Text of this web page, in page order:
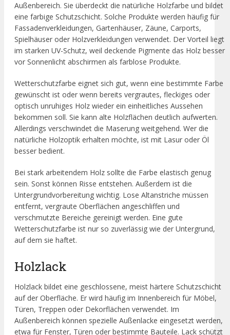
Außenbereich. Sie überdeckt die natürliche Holzfarbe und bildet
eine farbige Schutzschicht. Solche Produkte werden häufig für
Fassadenverkleidungen, Gartenhäuser, Zäune, Carports,
Spielhäuser oder Holzverkleidungen verwendet. Der Vorteil liegt
im starken UV-Schutz, weil deckende Pigmente das Holz besser
vor Sonnenlicht abschirmen als farblose Produkte.
Wetterschutzfarbe eignet sich gut, wenn eine bestimmte Farbe
gewünscht ist oder wenn bereits vergrautes, fleckiges oder
optisch unruhiges Holz wieder ein einheitliches Aussehen
bekommen soll. Sie kann alte Holzflächen deutlich aufwerten.
Allerdings verschwindet die Maserung weitgehend. Wer die
natürliche Holzoptik erhalten möchte, ist mit Lasur oder Öl
besser bedient.
Bei stark arbeitendem Holz sollte die Farbe elastisch genug
sein. Sonst können Risse entstehen. Außerdem ist die
Untergrundvorbereitung wichtig. Lose Altanstriche müssen
entfernt, vergraute Oberflächen angeschliffen und
verschmutzte Bereiche gereinigt werden. Eine gute
Wetterschutzfarbe ist nur so zuverlässig wie der Untergrund,
auf dem sie haftet.
Holzlack
Holzlack bildet eine geschlossene, meist härtere Schutzschicht
auf der Oberfläche. Er wird häufig im Innenbereich für Möbel,
Türen, Treppen oder Dekorflächen verwendet. Im
Außenbereich können spezielle Außenlacke eingesetzt werden,
etwa für Fenster, Türen oder bestimmte Bauteile. Lack schützt